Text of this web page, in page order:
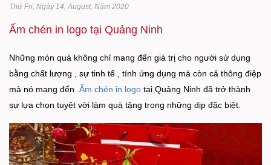
Thứ Fri, Ngày 14, August, Năm 2020
Ấm chén in logo tại Quảng Ninh
Những món quà không chỉ mang đến giá trị cho người sử dụng
bằng chất lượng , sự tinh tế , tính ứng dụng mà còn cả thông điệp
mà nó mang đến . Ấm chén in logo tại Quảng Ninh đã trở thành
sự lựa chọn tuyêt vời làm quà tặng trong những dịp đặc biệt.